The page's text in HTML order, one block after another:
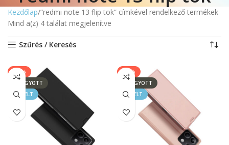
Kezdőlap “redmi note 13 flip tok” címkével rendelkező termékek
Mind a(z) 4 találat megjelenítve
Szűrés / Keresés
-17%
ELFOGYOTT
KIEMELT
-17%
ELFOGYOTT
KIEMELT